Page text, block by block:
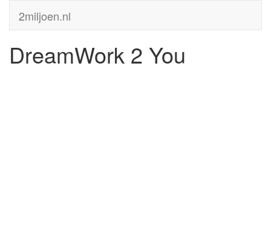
2miljoen.nl
DreamWork 2 You